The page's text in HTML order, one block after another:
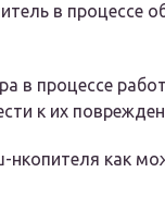
в процессе
в процессе
к их
нкопителя как